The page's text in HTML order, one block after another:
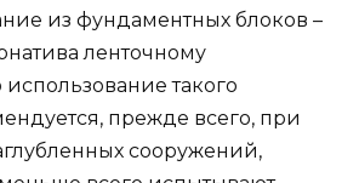
из фундаментных блоков –
ленточному
такого
прежде всего, при
сооружений,